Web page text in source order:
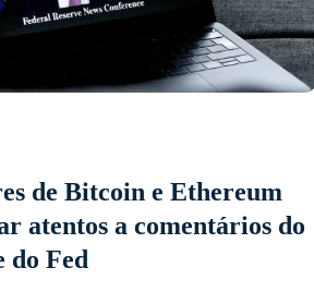
de Bitcoin e Ethereum
atentos a comentários do
do Fed